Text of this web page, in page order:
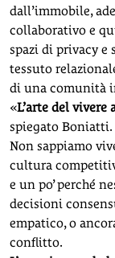
dall’immobile,
collaborativo e
spazi di privacy e
tessuto
di una comunità
«L’arte del vivere
spiegato
Non sappiamo
cultura
e un po’ perché
decisioni
empatico, o
conflitto.